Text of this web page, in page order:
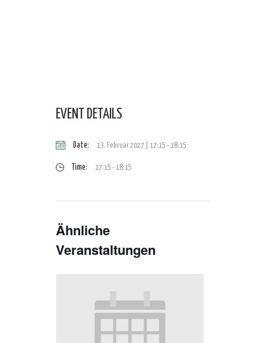
EVENT DETAILS
Date: 13. Februar 2027 | 17:15 -18:15
Time: 17:15 - 18:15
Ähnliche
Veranstaltungen